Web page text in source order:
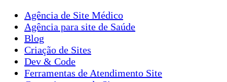
Agência de Site Médico
Agência para site de Saúde
Blog
Criação de Sites
Dev & Code
Ferramentas de Atendimento Site